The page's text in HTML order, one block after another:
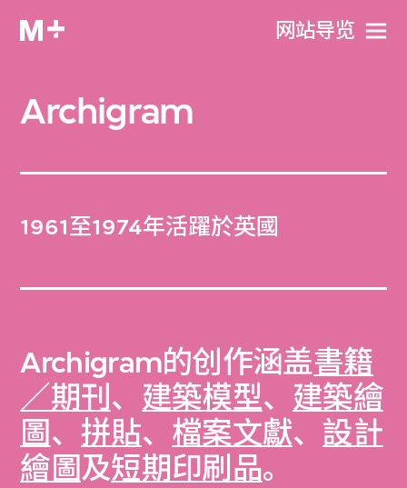
网站导览
Archigram
1961至1974年活躍於英國
Archigram的创作涵盖書籍
／期刊、 建築模型、 建築繪
圖、 拼貼、 檔案文獻、 設計
繪圖及短期印刷品。